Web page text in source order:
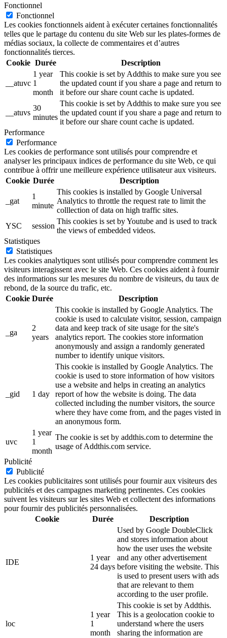
Fonctionnel
Fonctionnel
Les cookies fonctionnels aident à exécuter certaines fonctionnalités
telles que le partage du contenu du site Web sur les plates-formes de
médias sociaux, la collecte de commentaires et d’autres
fonctionnalités tierces.
Cookie Durée Description
__atuvc
1 year
1
month
This cookie is set by Addthis to make sure you see
the updated count if you share a page and return to
it before our share count cache is updated.
__atuvs
30
minutes
This cookie is set by Addthis to make sure you see
the updated count if you share a page and return to
it before our share count cache is updated.
Performance
Performance
Les cookies de performance sont utilisés pour comprendre et
analyser les principaux indices de performance du site Web, ce qui
contribue à offrir une meilleure expérience utilisateur aux visiteurs.
Cookie Durée Description
_gat
1
minute
This cookies is installed by Google Universal
Analytics to throttle the request rate to limit the
colllection of data on high traffic sites.
YSC
session
This cookies is set by Youtube and is used to track
the views of embedded videos.
Statistiques
Statistiques
Les cookies analytiques sont utilisés pour comprendre comment les
visiteurs interagissent avec le site Web. Ces cookies aident à fournir
des informations sur les mesures du nombre de visiteurs, du taux de
rebond, de la source du trafic, etc.
Cookie Durée Description
_ga
2
years
This cookie is installed by Google Analytics. The
cookie is used to calculate visitor, session, campaign
data and keep track of site usage for the site's
analytics report. The cookies store information
anonymously and assign a randomly generated
number to identify unique visitors.
_gid 1 day
This cookie is installed by Google Analytics. The
cookie is used to store information of how visitors
use a website and helps in creating an analytics
report of how the website is doing. The data
collected including the number visitors, the source
where they have come from, and the pages visted in
an anonymous form.
uvc
1 year
1
month
The cookie is set by addthis.com to determine the
usage of Addthis.com service.
Publicité
Publicité
Les cookies publicitaires sont utilisés pour fournir aux visiteurs des
publicités et des campagnes marketing pertinentes. Ces cookies
suivent les visiteurs sur les sites Web et collectent des informations
pour fournir des publicités personnalisées.
Cookie
Durée Description
IDE
1 year
24 days
Used by Google DoubleClick
and stores information about
how the user uses the website
and any other advertisement
before visiting the website. This
is used to present users with ads
that are relevant to them
according to the user profile.
loc
1 year
1
month
This cookie is set by Addthis.
This is a geolocation cookie to
understand where the users
sharing the information are